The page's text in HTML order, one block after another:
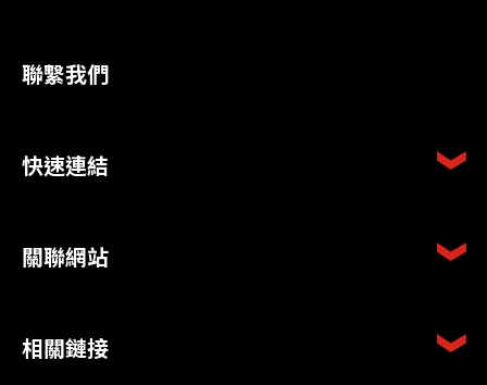
聯繫我們
快速連結
關聯網站
相關鏈接